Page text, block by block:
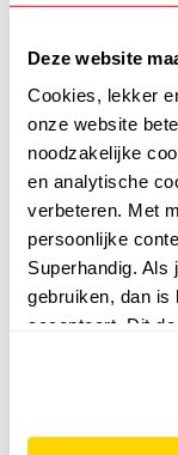
Deze website
Cookies, lekker
onze website
noodzakelijke
en analytische
verbeteren. Met
persoonlijke
Superhandig. Als
gebruiken, dan is
accepteert. Dit
website niet